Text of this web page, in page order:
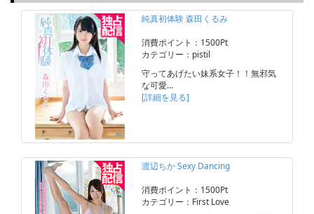
純真初体験 森田くるみ
消費ポイント：1500Pt
カテゴリー：pistil
守ってあげたい妹系女子！！無邪気
な可愛…
[詳細を見る]
渡辺ちか Sexy Dancing
消費ポイント：1500Pt
カテゴリー：First Love